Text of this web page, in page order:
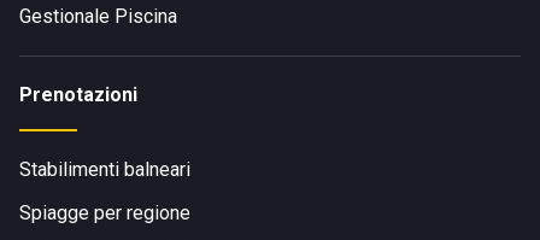
Gestionale Piscina
Prenotazioni
Stabilimenti balneari
Spiagge per regione